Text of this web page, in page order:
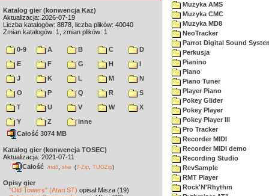
Katalog gier (konwencja Kaz)
Aktualizacja: 2026-07-19
Liczba katalogów: 8878, liczba plików: 40040
Zmian katalogów: 1, zmian plików: 1
0-9 A B C
D
E
F G H
I
J
K L M
N
O
P Q R
S
T
U V W
X
Y
Z
inne
Całość 3074 MB
Katalog gier (konwencja TOSEC)
Aktualizacja: 2021-07-11
Całość md5 sha (7-Zip TUGZip)
Opisy gier
"Old Towers" (Atari ST) opisał Misza (19)
Muzyka AMS
Muzyka CMC
Muzyka MD8
NeoTracker
Parrot Digital Sound
Perkusja
Pianino
Piano
Piano Tuner
Player Piano
Pokey Glider
Pokey Player
Pokey Player III
Pro Tracker
Recorder MIDI
Recorder MIDI demo
Recording Studio
RevSample
RMT Player
Rock'N'Rhythm